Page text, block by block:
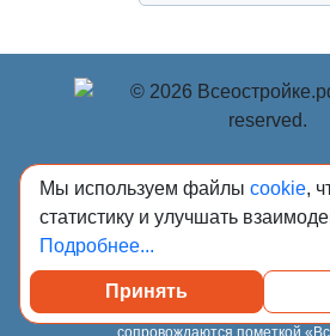
© Учредитель: Индивидуальный
Опрышко Светлана
Сообщения и материалы
стройке» (зарегистрировано
надзору в сфере связи,
массовых коммуникаций
регистрационным номером Эл
Мы используем файлы cookie,
статистику и улучшать
Подробнее...
Принять